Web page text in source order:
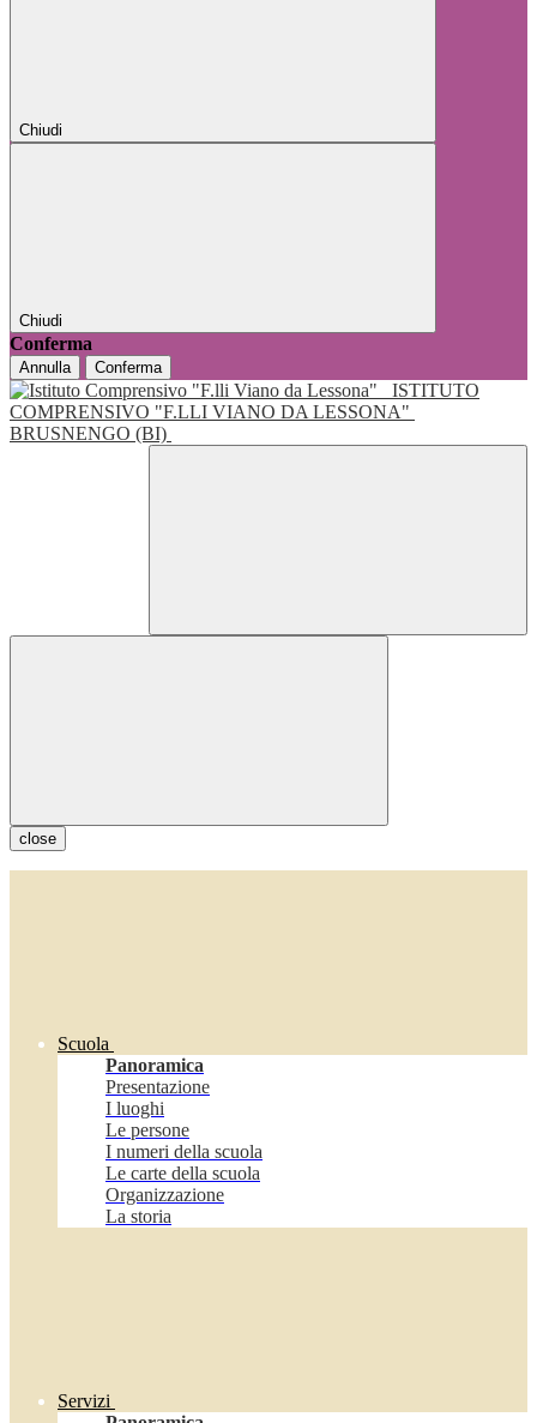
Chiudi
Chiudi
Conferma
Annulla Conferma
ISTITUTO
COMPRENSIVO "F.LLI VIANO DA LESSONA"
BRUSNENGO (BI)
close
Scuola
Panoramica
Presentazione
I luoghi
Le persone
I numeri della scuola
Le carte della scuola
Organizzazione
La storia
Servizi